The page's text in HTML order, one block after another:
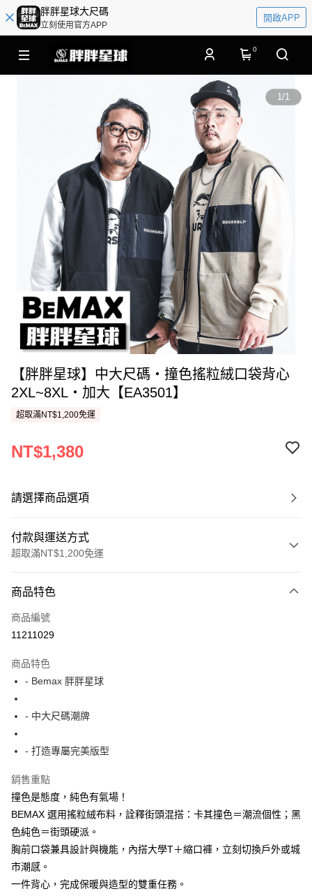
胖胖星球大尺碼
立刻使用官方APP
開啟APP
0
1/1
【胖胖星球】中大尺碼‧撞色搖粒絨口袋背心
2XL~8XL‧加大【EA3501】
超取滿NT$1,200免運
NT$1,380
請選擇商品選項
付款與運送方式
超取滿NT$1,200免運
信用卡一次付款
超商取貨付款
Apple Pay
街口支付
AFTEE先享後付
相關說明
AFTEE先享後付是「在收到商品之後才付款」的支付方式。 讓您購物簡單
便利好安心！
１．簡單：不需註冊會員、不需綁卡、不需儲值。
２．便利：只要手機號碼，簡訊認證，即可結帳。
３．安心：先確認商品／服務後，再付款。
１．於結帳方式選擇「AFTEE先享後付」後，將跳轉至「AFTEE先享後付」
ATM付款
運送方式
全家付款取貨
每筆NT$150
商品特色
商品編號
11211029
商品特色
- Bemax 胖胖星球
- 中大尺碼潮牌
- 打造專屬完美版型
銷售重點
撞色是態度，純色有氣場！
BEMAX 選用搖粒絨布料，詮釋街頭混搭：卡其撞色＝潮流個性；黑
色純色＝街頭硬派。
胸前口袋兼具設計與機能，內搭大學T＋縮口褲，立刻切換戶外或城
市潮感。
一件背心，完成保暖與造型的雙重任務。